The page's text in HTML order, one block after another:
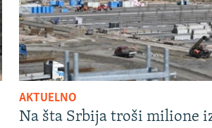
AKTUELNO
Na šta Srbija troši milione